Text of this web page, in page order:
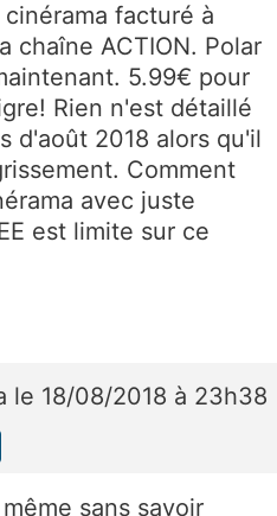
facturé à
chaîne ACTION. Polar
5.99€ pour
Rien n'est détaillé
d'août 2018 alors qu'il
Comment
avec juste
est limite sur ce
le 18/08/2018 à 23h38
sans savoir